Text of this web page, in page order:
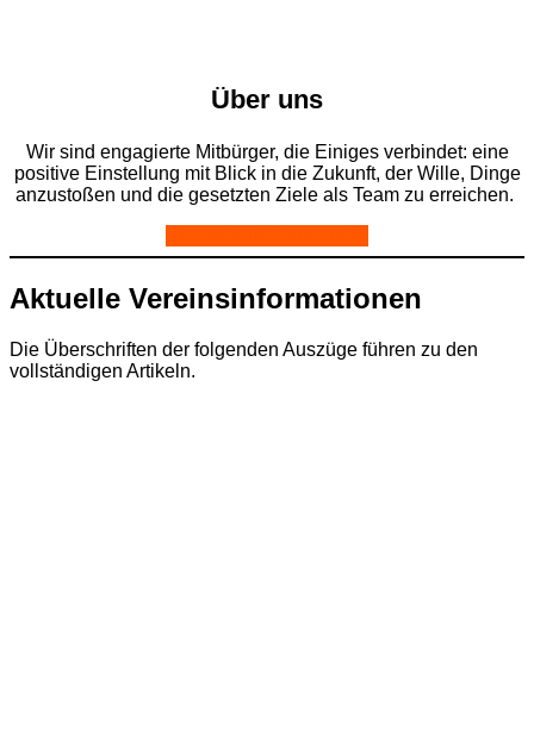
Über uns
Wir sind engagierte Mitbürger, die Einiges verbindet: eine
positive Einstellung mit Blick in die Zukunft, der Wille, Dinge
anzustoßen und die gesetzten Ziele als Team zu erreichen.
Aktuelle Vereinsinformationen
Die Überschriften der folgenden Auszüge führen zu den
vollständigen Artikeln.